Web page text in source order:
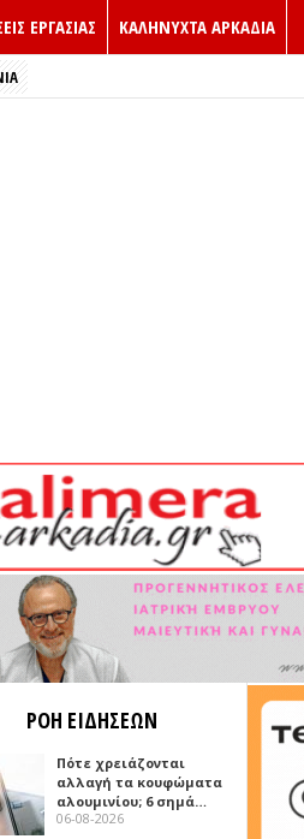
ΕΡΓΑΣΙΑΣ ΚΑΛΗΝΥΧΤΑ ΑΡΚΑΔΙΑ
ΡΟΗ ΕΙΔΗΣΕΩΝ
Πότε χρειάζονται
αλλαγή τα κουφώματα
αλουμινίου; 6 σημά…
06-08-2026